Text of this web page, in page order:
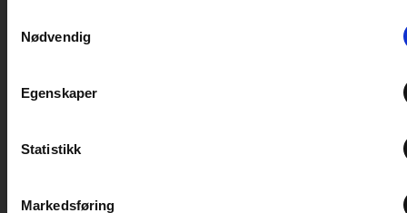
Nødvendig
Egenskaper
Statistikk
Markedsføring
Elverum Caravansenter helgen 11 – 14 januar. Vi
campingvogn.